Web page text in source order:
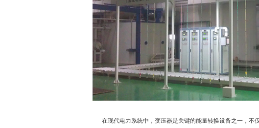
在现代电力系统中，变压器是关键的能量转换设备之一，不